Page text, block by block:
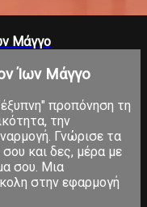
Μάγγο
Ίων Μάγγο
προπόνηση τη
την
Γνώρισε τα
και δες, μέρα με
σου. Μια
στην εφαρμογή